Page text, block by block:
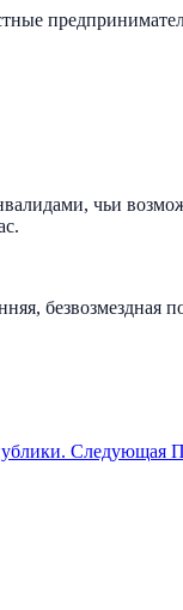
чьи
Следующая